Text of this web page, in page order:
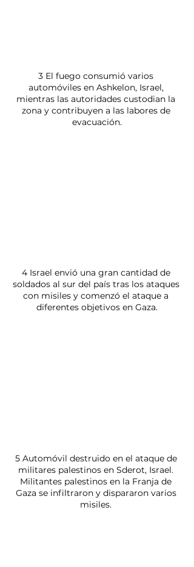
3 El fuego consumió varios
automóviles en Ashkelon, Israel,
mientras las autoridades custodian la
zona y contribuyen a las labores de
evacuación.
4 Israel envió una gran cantidad de
soldados al sur del país tras los ataques
con misiles y comenzó el ataque a
diferentes objetivos en Gaza.
5 Automóvil destruido en el ataque de
militares palestinos en Sderot, Israel.
Militantes palestinos en la Franja de
Gaza se infiltraron y dispararon varios
misiles.